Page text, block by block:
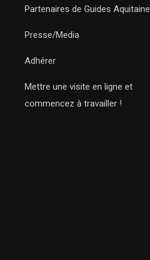
Partenaires de Guides Aquitaine
Presse/Media
Adhérer
Mettre une visite en ligne et
commencez à travailler !